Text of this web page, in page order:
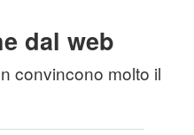
dal web
convincono molto il